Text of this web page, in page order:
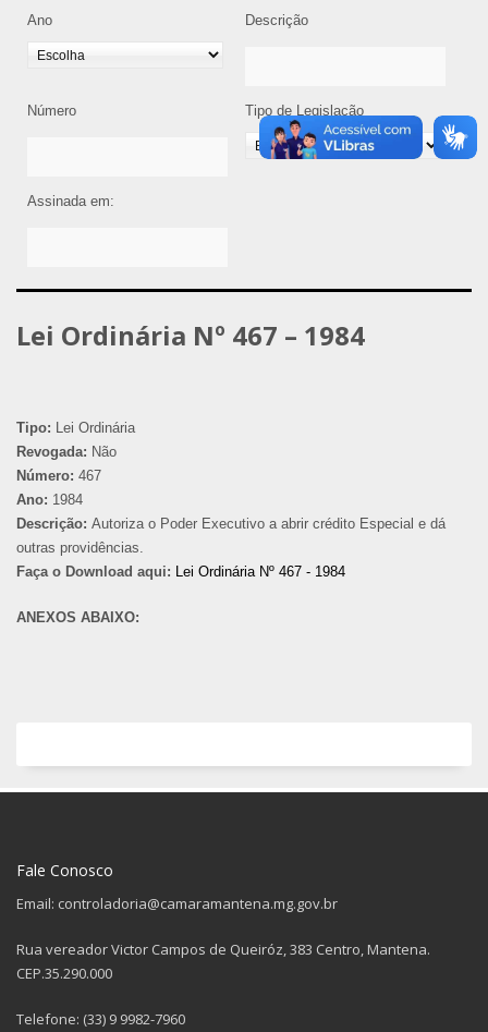
Ano Descrição
Número Tipo de Legislação
Assinada em:
Lei Ordinária Nº 467 – 1984
Tipo: Lei Ordinária
Revogada: Não
Número: 467
Ano: 1984
Descrição: Autoriza o Poder Executivo a abrir crédito Especial e dá
outras providências.
Faça o Download aqui: Lei Ordinária Nº 467 - 1984
ANEXOS ABAIXO:
Fale Conosco
Email: controladoria@camaramantena.mg.gov.br
Rua vereador Victor Campos de Queiróz, 383 Centro, Mantena.
CEP.35.290.000
Telefone: (33) 9 9982-7960